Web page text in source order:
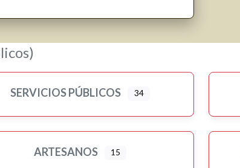
SERVICIOS PÚBLICOS 34
ARTESANOS 15